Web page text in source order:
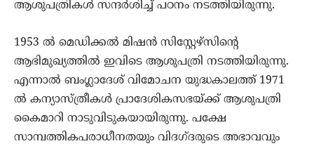
ആശുപത്രികള്‍ സന്ദര്‍ശിച്ച് പഠനം നടത്തിയിരുന്നു.
1953 ല്‍ മെഡിക്കല്‍ മിഷന്‍ സിസ്റ്റേഴ്‌സിന്റെ
ആഭിമുഖ്യത്തില്‍ ഇവിടെ ആശുപത്രി നടത്തിയിരുന്നു.
എന്നാല്‍ ബംഗ്ലാദേശ് വിമോചന യുദ്ധകാലത്ത് 1971
ല്‍ കന്യാസ്ത്രീകള്‍ പ്രാദേശികസഭയ്ക്ക് ആശുപത്രി
കൈമാറി നാടുവിടുകയായിരുന്നു. പക്ഷേ
സാമ്പത്തികപരാധീനതയും വിദഗ്ദരുടെ അഭാവവും